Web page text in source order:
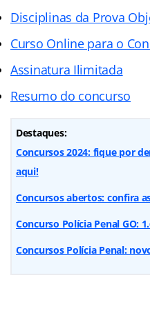
Disciplinas da Prova
Curso Online para o
Assinatura Ilimitada
Resumo do concurso
Destaques:
Concursos 2024: fique por
aqui!
Concursos abertos: confira
Concurso Polícia Penal GO:
Concursos Polícia Penal: